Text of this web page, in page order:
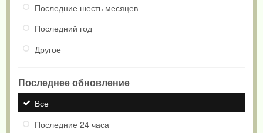
Последние шесть месяцев
Последний год
Другое
Последнее обновление
Все
Последние 24 часа